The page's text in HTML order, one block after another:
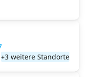
+3 weitere Standorte